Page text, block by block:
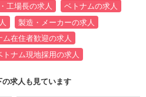
工場長の求人
ベトナムの求人
製造・メーカーの求人
ム在住者歓迎の求人
トナム現地採用の求人
求人も見ています